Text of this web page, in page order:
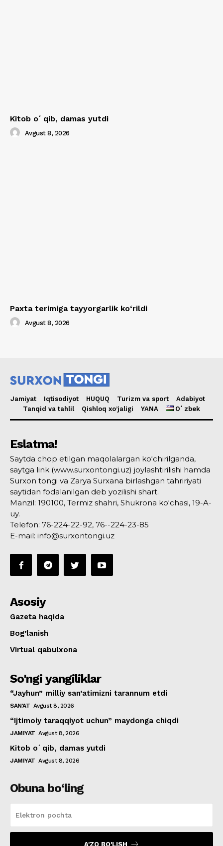
Kitob oʻqib, damas yutdi
Avgust 8, 2026
Paxta terimiga tayyorgarlik ko‘rildi
Avgust 8, 2026
Jamiyat Iqtisodiyot HUQUQ Turizm va sport
Adabiyot
Tanqid va tahlil
Qishloq xo’jaligi YANA Oʻzbek
Eslatma!
Saytda chop etilgan maqolalargan ko‘chirilganda,
saytga link (www.surxontongi.uz) joylashtirilishi hamda
Surxon tongi va Zarya Surxana birlashgan tahririyati
saytidan fodalanilgan deb yozilishi shart.
Manzil: 190100, Termiz shahri, Shukrona ko‘chasi, 19-A-
uy.
Telefon: 76-224-22-92, 76--224-23-85
E-mail: info@surxontongi.uz
Asosiy
Gazeta haqida
Bog’lanish
Virtual qabulxona
So'ngi yangiliklar
“Jayhun” milliy san’atimizni tarannum etdi
SAN'AT Avgust 8, 2026
“Ijtimoiy taraqqiyot uchun” maydonga chiqdi
JAMIYAT Avgust 8, 2026
Kitob oʻqib, damas yutdi
JAMIYAT Avgust 8, 2026
Obuna bo‘ling
A'ZO BO'LISH